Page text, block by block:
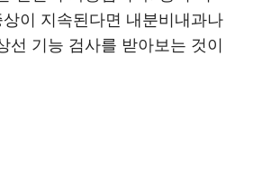
이 지속된다면 내분비내과나
선 기능 검사를 받아보는 것이